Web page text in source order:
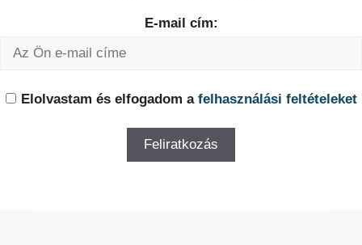
E-mail cím:
Elolvastam és elfogadom a felhasználási feltételeket